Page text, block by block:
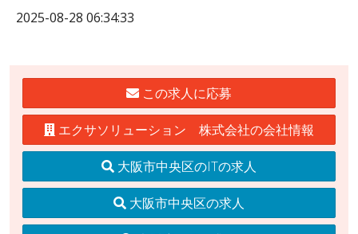
2025-08-28 06:34:33
この求人に応募
エクサソリューション 株式会社の会社情報
大阪市中央区のITの求人
大阪市中央区の求人